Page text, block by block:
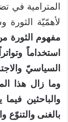
المترامية في
لأهمّيّة
مفهوم الثورة
استخداماً
السياسيّ
وما زال هذا
والباحثين
بالغنى والتنوّع